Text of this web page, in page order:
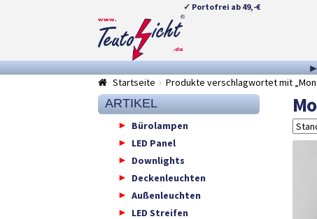
✓ Portofrei ab 49,-€
Zur
Navigation
springen
Springe
zum
Startseite
Produkte verschlagwortet mit
ARTIKEL
Bürolampen
LED Panel
Downlights
Deckenleuchten
Außenleuchten
LED Streifen